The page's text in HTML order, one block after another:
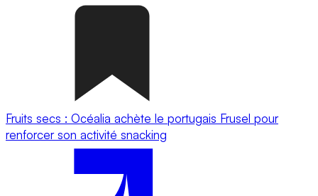
Fruits secs : Océalia achète le portugais Frusel pour
renforcer son activité snacking